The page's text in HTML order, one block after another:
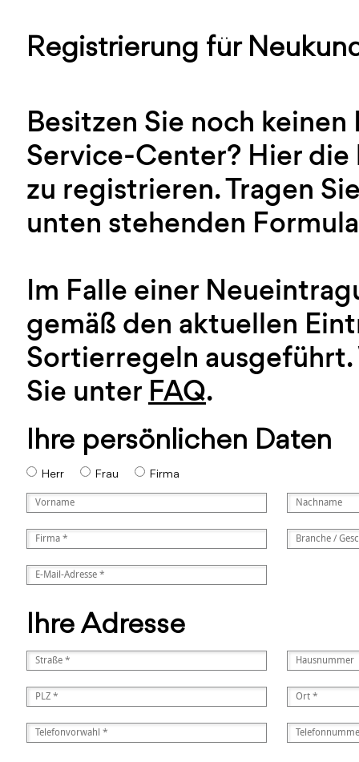
Registrierung für
Besitzen Sie noch
Service-Center? Hier
zu registrieren. Tragen
unten stehenden
Im Falle einer
gemäß den aktuellen
Sortierregeln
Sie unter FAQ.
Ihre persönlichen Daten
Herr Frau Firma
Ihre Adresse